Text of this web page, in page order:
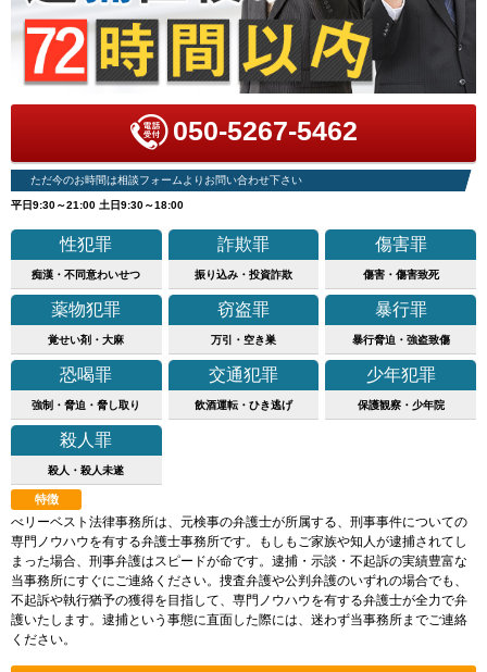
050-5267-5462
ただ今のお時間は相談フォームよりお問い合わせ下さい
平日9:30～21:00 土日9:30～18:00
性犯罪
痴漢・不同意わいせつ
詐欺罪
振り込み・投資詐欺
傷害罪
傷害・傷害致死
薬物犯罪
覚せい剤・大麻
窃盗罪
万引・空き巣
暴行罪
暴行脅迫・強盗致傷
恐喝罪
強制・脅迫・脅し取り
交通犯罪
飲酒運転・ひき逃げ
少年犯罪
保護観察・少年院
殺人罪
殺人・殺人未遂
特徴
べリーベスト法律事務所は、元検事の弁護士が所属する、刑事事件についての
専門ノウハウを有する弁護士事務所です。もしもご家族や知人が逮捕されてし
まった場合、刑事弁護はスピードが命です。逮捕・示談・不起訴の実績豊富な
当事務所にすぐにご連絡ください。捜査弁護や公判弁護のいずれの場合でも、
不起訴や執行猶予の獲得を目指して、専門ノウハウを有する弁護士が全力で弁
護いたします。逮捕という事態に直面した際には、迷わず当事務所までご連絡
ください。